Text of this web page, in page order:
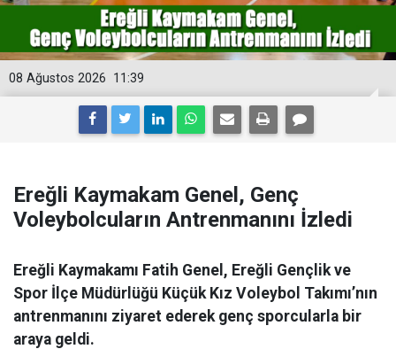
11:39
08 Ağustos 2026
Ereğli Kaymakam Genel, Genç
Voleybolcuların Antrenmanını İzledi
Ereğli Kaymakamı Fatih Genel, Ereğli Gençlik ve
Spor İlçe Müdürlüğü Küçük Kız Voleybol Takımı’nın
antrenmanını ziyaret ederek genç sporcularla bir
araya geldi.